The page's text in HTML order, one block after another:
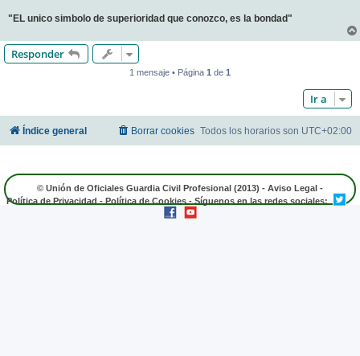
"EL unico simbolo de superioridad que conozco, es la bondad"
Responder
1 mensaje • Página 1 de 1
Ir a
Índice general Todos los horarios son UTC+02:00
Borrar cookies
© Unión de Oficiales Guardia Civil Profesional (2013) - Aviso Legal -
Política de Privacidad - Política de Cookies - Síguenos en las redes sociales: